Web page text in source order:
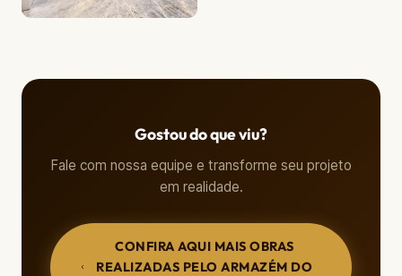
Gostou do que viu?
Fale com nossa equipe e transforme seu projeto
em realidade.
CONFIRA AQUI MAIS OBRAS
REALIZADAS PELO ARMAZÉM DO